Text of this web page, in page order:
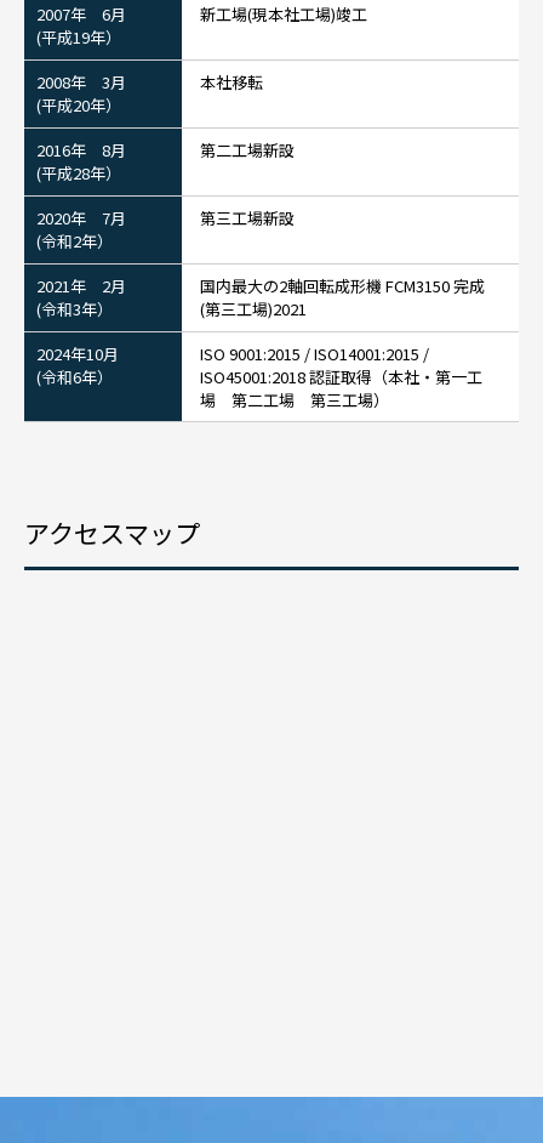
2007年 6月
(平成19年）
新工場(現本社工場)竣工
2008年 3月
(平成20年）
本社移転
2016年 8月
(平成28年）
第二工場新設
2020年 7月
(令和2年）
第三工場新設
2021年 2月
(令和3年）
国内最大の2軸回転成形機 FCM3150 完成
(第三工場)2021
2024年10月
(令和6年）
ISO 9001:2015 / ISO14001:2015 /
ISO45001:2018 認証取得（本社・第一工
場 第二工場 第三工場）
アクセスマップ